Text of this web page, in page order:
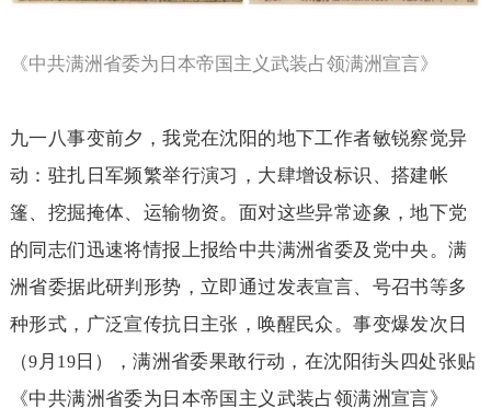
《中共满洲省委为日本帝国主义武装占领满洲宣言》
九一八事变前夕，我党在沈阳的地下工作者敏锐察觉异
动：驻扎日军频繁举行演习，大肆增设标识、搭建帐
篷、挖掘掩体、运输物资。面对这些异常迹象，地下党
的同志们迅速将情报上报给中共满洲省委及党中央。满
洲省委据此研判形势，立即通过发表宣言、号召书等多
种形式，广泛宣传抗日主张，唤醒民众。事变爆发次日
（9 月 19日），满洲省委果敢行动，在沈阳街头四处张贴
《中共满洲省委为日本帝国主义武装占领满洲宣言》